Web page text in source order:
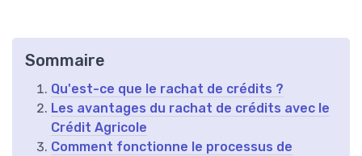
Sommaire
Qu'est-ce que le rachat de crédits ?
Les avantages du rachat de crédits avec le
Crédit Agricole
Comment fonctionne le processus de